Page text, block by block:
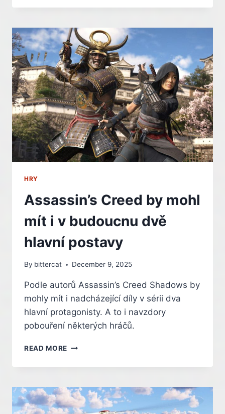
DOKONALOSTI.
VZESTUPU
A
PÁDU
STUDIA
BLIZZARD
HRY
Assassin’s Creed by mohl
mít i v budoucnu dvě
hlavní postavy
By bittercat December 9, 2025
Podle autorů Assassin’s Creed Shadows by
mohly mít i nadcházející díly v sérii dva
hlavní protagonisty. A to i navzdory
pobouření některých hráčů.
READ MORE ASSASSIN’S
BY
MÍT
V